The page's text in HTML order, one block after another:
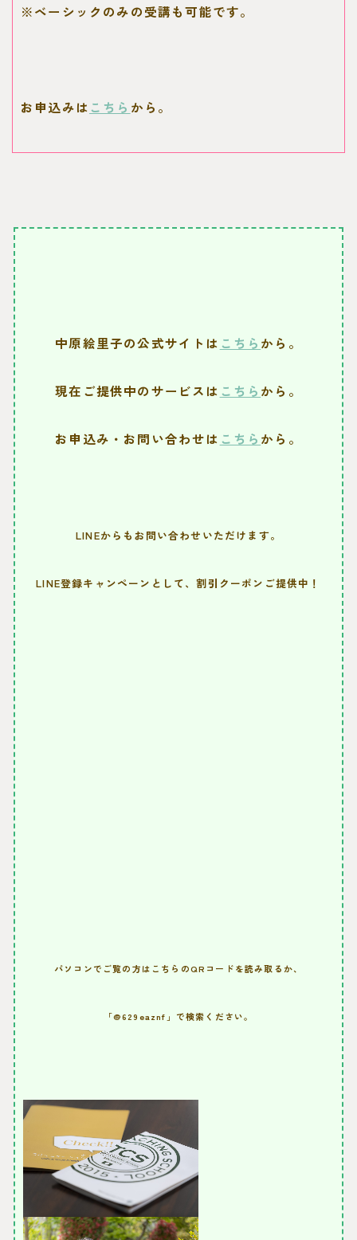
※ベーシックのみの受講も可能です。
お申込みはこちら から。
中原絵里子の公式サイトは こちら から。
現在ご提供中のサービスは こちら から。
お申込み・お問い合わせは こちら から。
LINEからもお問い合わせいただけます。
LINE登録キャンペーンとして、割引クーポンご提供中！
パソコンでご覧の方はこちらのQRコードを読み取るか、
「@629eaznf」で検索ください。